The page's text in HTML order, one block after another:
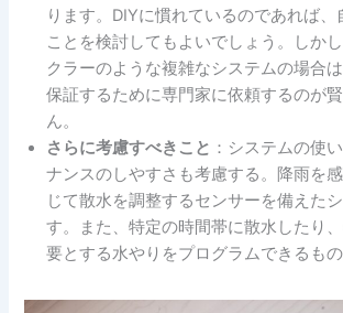
ります。DIYに慣れているのであれば、
ことを検討してもよいでしょう。しか
クラーのような複雑なシステムの場合
保証するために専門家に依頼するのが
ん。
さらに考慮すべきこと ：システムの使
ナンスのしやすさも考慮する。降雨を
じて散水を調整するセンサーを備えた
す。また、特定の時間帯に散水したり
要とする水やりをプログラムできるもの